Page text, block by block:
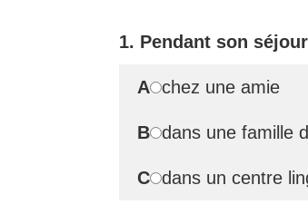
1. Pendant son
A chez une amie
B dans une famille
C dans un centre